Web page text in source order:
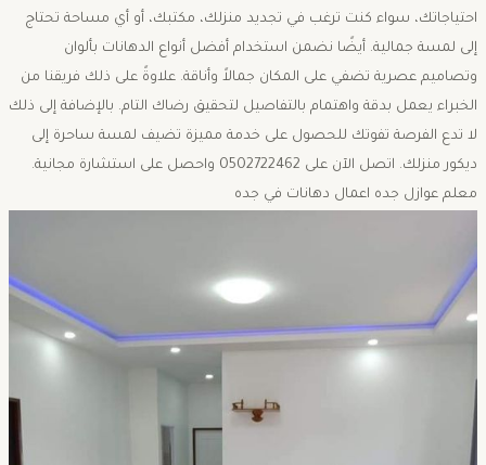
احتياجاتك، سواء كنت ترغب في تجديد منزلك، مكتبك، أو أي مساحة تحتاج
إلى لمسة جمالية. أيضًا نضمن استخدام أفضل أنواع الدهانات بألوان
وتصاميم عصرية تضفي على المكان جمالاً وأناقة. علاوةً على ذلك فريقنا من
الخبراء يعمل بدقة واهتمام بالتفاصيل لتحقيق رضاك التام. بالإضافة إلى ذلك
لا تدع الفرصة تفوتك للحصول على خدمة مميزة تضيف لمسة ساحرة إلى
ديكور منزلك. اتصل الآن على 0502722462 واحصل على استشارة مجانية.
معلم عوازل جده اعمال دهانات في جده